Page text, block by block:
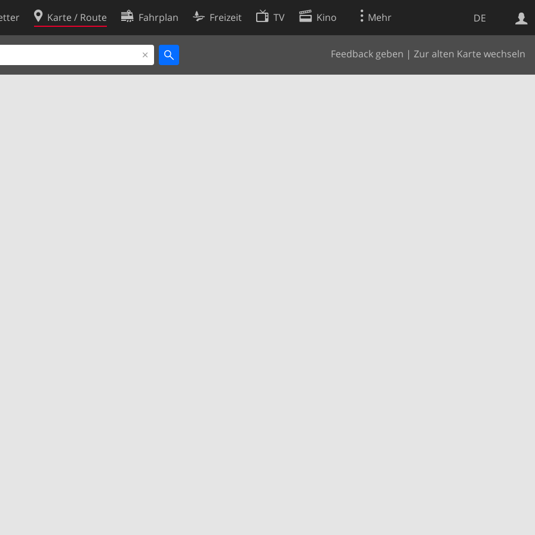
DE
Karte / Route Fahrplan Freizeit TV Kino Mehr
Feedback geben | Zur alten Karte wechseln
Websuche
Cookie-Richtlinie
Cookie-Einstellungen